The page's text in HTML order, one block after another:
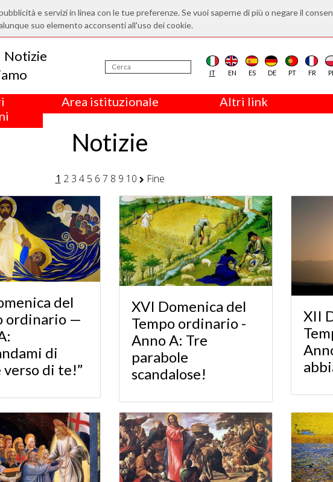
e servizi in linea con le tue preferenze. Se vuoi saperne di più o negare il
suo elemento acconsenti all'uso dei cookie.
Notizie
IT EN ES DE PT FR PL
Area istituzionale Altri link
Notizie
1 2 3 4 5 6 7 8 9 10 Fine
del
ordinario —
di
di te!”
XVI Domenica del
Tempo ordinario -
Anno A: Tre
parabole
scandalose!
XII